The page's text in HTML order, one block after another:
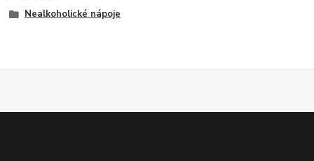
Nealkoholické nápoje